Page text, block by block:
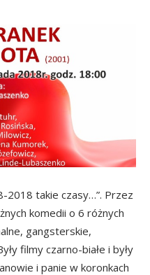
2018 takie czasy…”. Przez
komedii o 6 różnych
gangsterskie,
filmy czarno-białe i były
i panie w koronkach